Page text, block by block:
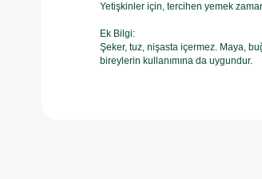
Yetişkinler için, tercihen yemek
Ek Bilgi:
Şeker, tuz, nişasta içermez. Maya,
bireylerin kullanımına da uygundur.